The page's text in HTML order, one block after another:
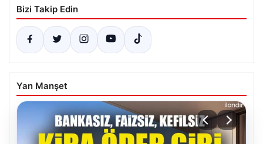
Bizi Takip Edin
Yan Manşet